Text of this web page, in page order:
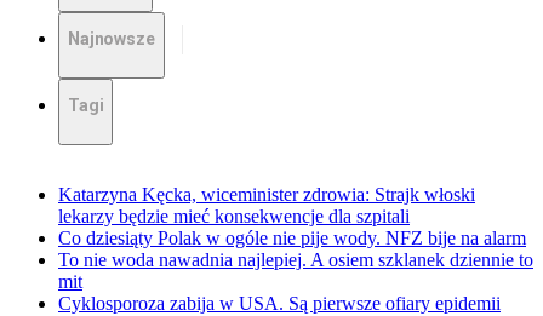
Najnowsze
Tagi
Katarzyna Kęcka, wiceminister zdrowia: Strajk włoski
lekarzy będzie mieć konsekwencje dla szpitali
Co dziesiąty Polak w ogóle nie pije wody. NFZ bije na alarm
To nie woda nawadnia najlepiej. A osiem szklanek dziennie to
mit
Cyklosporoza zabija w USA. Są pierwsze ofiary epidemii